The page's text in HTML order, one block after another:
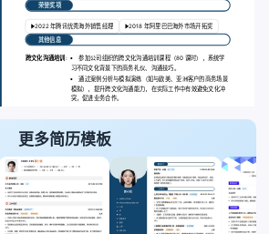
荣誉奖项
2022 年腾讯优秀海外销售经理 2018 年阿里巴巴海外市场开拓奖
其他信息
跨文化沟通培训: 参加公司组织的跨文化沟通培训课程（80 课时），系统学
习不同文化背景下的商务礼仪、沟通技巧。
通过案例分析与模拟演练（如与欧美、亚洲客户的商务场景
模拟），提升跨文化沟通能力，在实际工作中有效避免文化冲
突，促进业务合作。
更多简历模板